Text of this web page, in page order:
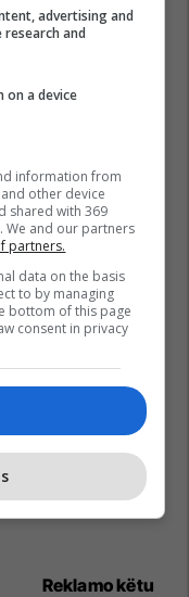
Reklamo këtu
advertising and
and
on a device
information from
other device
shared with 369
We and our partners
partners.
data on the basis
to by managing
bottom of this page
consent in privacy